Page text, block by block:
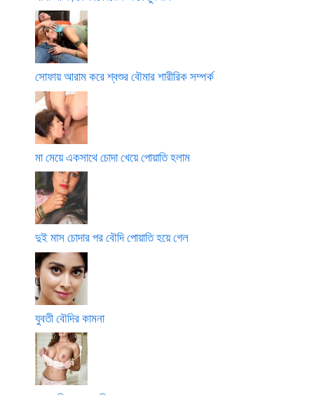
সোফায় আরাম করে শ্বশুর বৌমার শারীরিক সম্পর্ক
মা মেয়ে একসাথে চোদা খেয়ে পোয়াতি হলাম
দুই মাস চোদার পর বৌদি পোয়াতি হয়ে গেল
যুবতী বৌদির কামনা